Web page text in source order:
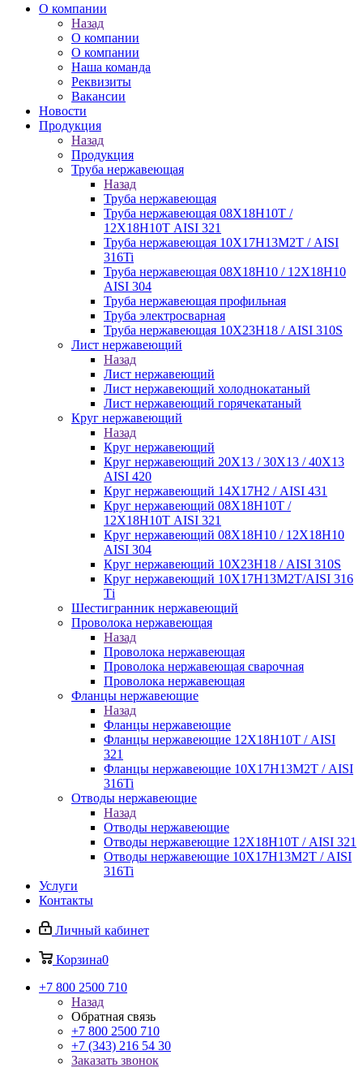
О компании
Назад
О компании
О компании
Наша команда
Реквизиты
Вакансии
Новости
Продукция
Назад
Продукция
Труба нержавеющая
Назад
Труба нержавеющая
Труба нержавеющая 08Х18Н10Т /
12Х18Н10Т AISI 321
Труба нержавеющая 10Х17Н13М2Т / AISI
316Ti
Труба нержавеющая 08Х18Н10 / 12Х18Н10
AISI 304
Труба нержавеющая профильная
Труба электросварная
Труба нержавеющая 10Х23Н18 / AISI 310S
Лист нержавеющий
Назад
Лист нержавеющий
Лист нержавеющий холоднокатаный
Лист нержавеющий горячекатаный
Круг нержавеющий
Назад
Круг нержавеющий
Круг нержавеющий 20Х13 / 30Х13 / 40Х13
AISI 420
Круг нержавеющий 14Х17Н2 / AISI 431
Круг нержавеющий 08Х18Н10Т /
12Х18Н10Т AISI 321
Круг нержавеющий 08Х18Н10 / 12Х18Н10
AISI 304
Круг нержавеющий 10Х23Н18 / AISI 310S
Круг нержавеющий 10Х17Н13М2Т/AISI 316
Тi
Шестигранник нержавеющий
Проволока нержавеющая
Назад
Проволока нержавеющая
Проволока нержавеющая сварочная
Проволока нержавеющая
Фланцы нержавеющие
Назад
Фланцы нержавеющие
Фланцы нержавеющие 12Х18Н10Т / AISI
321
Фланцы нержавеющие 10Х17Н13М2Т / AISI
316Ti
Отводы нержавеющие
Назад
Отводы нержавеющие
Отводы нержавеющие 12Х18Н10Т / AISI 321
Отводы нержавеющие 10Х17Н13М2Т / AISI
316Ti
Услуги
Контакты
Личный кабинет
Корзина0
+7 800 2500 710
Назад
Обратная связь
+7 800 2500 710
+7 (343) 216 54 30
Заказать звонок